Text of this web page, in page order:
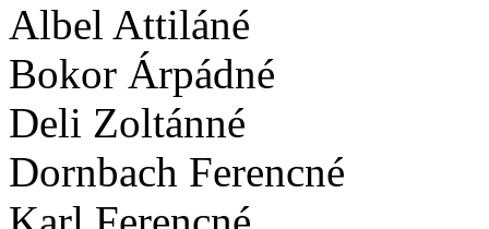
Albel Attiláné
Bokor Árpádné
Deli Zoltánné
Dornbach Ferencné